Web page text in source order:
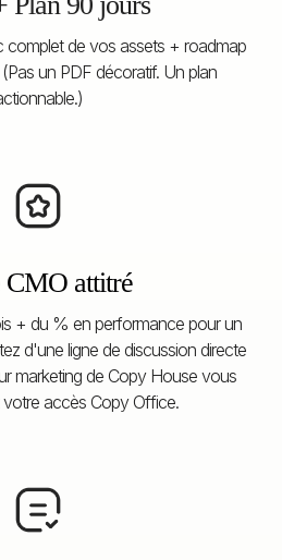
complet de vos assets + roadmap
un PDF décoratif. Un plan
CMO attitré
+ du % en performance pour un
d'une ligne de discussion directe
marketing de Copy House vous
votre accès Copy Office.